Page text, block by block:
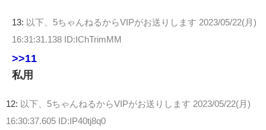
13: 以下、5ちゃんねるからVIPがお送りします 2023/05/22(月)
16:31:31.138 ID:IChTrimMM
>>11
私用
12: 以下、5ちゃんねるからVIPがお送りします 2023/05/22(月)
16:30:37.605 ID:IP40tj8q0